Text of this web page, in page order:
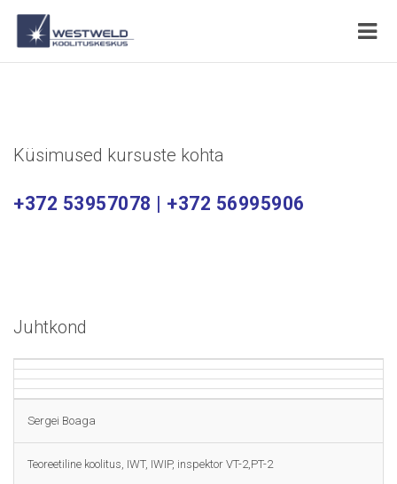
Küsimused kursuste kohta
+372 53957078 | +372 56995906
Juhtkond
Sergei Boaga
Teoreetiline koolitus, IWT, IWIP, inspektor VT-2,PT-2